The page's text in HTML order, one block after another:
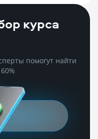
курса
помогут найти